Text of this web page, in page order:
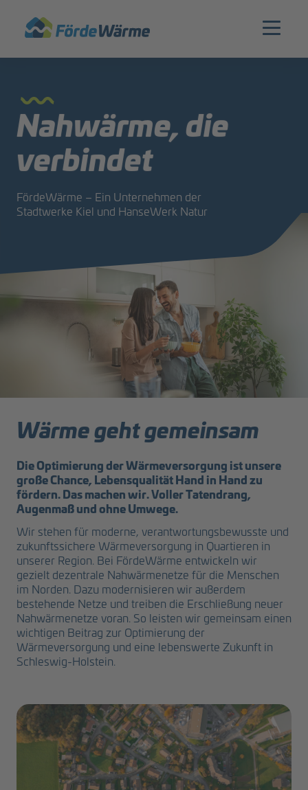
Zur Hauptnavigation springen
Zum Hauptinhalt springen
Zur Footernavigation springen
Nahwärme, die
verbindet
FördeWärme – Ein Unternehmen der
Stadtwerke Kiel und HanseWerk Natur
Wärme geht gemeinsam
Die Optimierung der Wärmeversorgung ist unsere
große Chance, Lebensqualität Hand in Hand zu
fördern. Das machen wir. Voller Tatendrang,
Augenmaß und ohne Umwege.
Wir stehen für moderne, verantwortungsbewusste und
zukunftssichere Wärmeversorgung in Quartieren in
unserer Region. Bei FördeWärme entwickeln wir
gezielt dezentrale Nahwärmenetze für die Menschen
im Norden. Dazu modernisieren wir außerdem
bestehende Netze und treiben die Erschließung neuer
Nahwärmenetze voran. So leisten wir gemeinsam einen
wichtigen Beitrag zur Optimierung der
Wärmeversorgung und eine lebenswerte Zukunft in
Schleswig-Holstein.